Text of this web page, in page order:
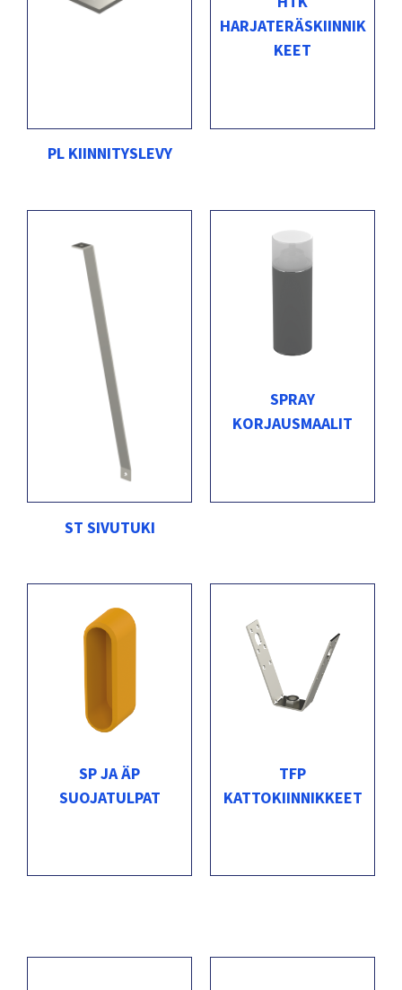
PL KIINNITYSLEVY
HARJATERÄSKIINNIK
KEET
ST SIVUTUKI
SPRAY
KORJAUSMAALIT
SP JA ÄP
SUOJATULPAT
TFP
KATTOKIINNIKKEET